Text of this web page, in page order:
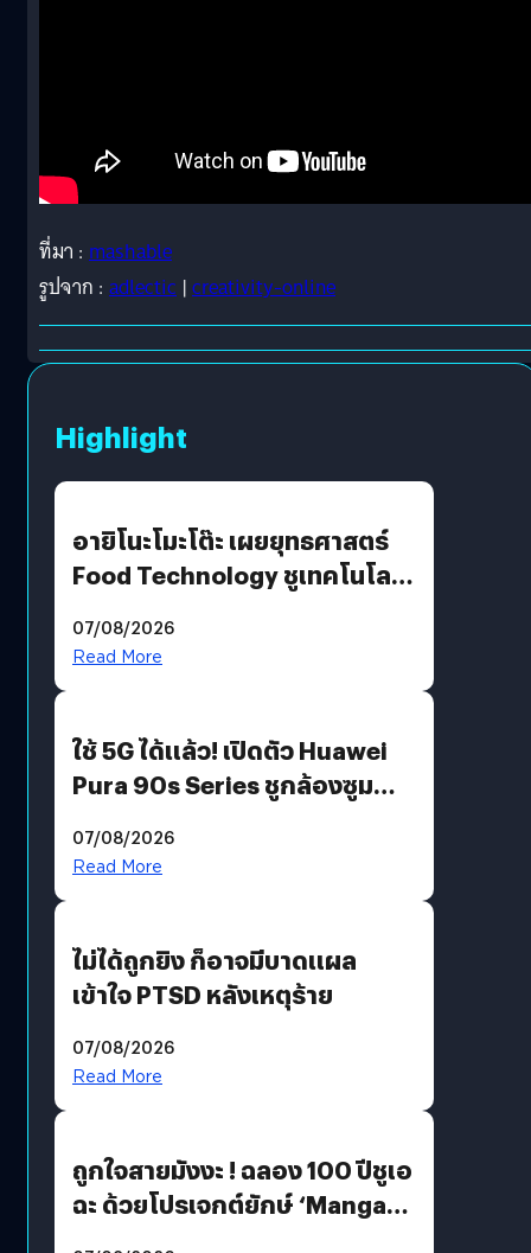
ที่มา : mashable
รูปจาก : adlectic |creativity-online
Highlight
อายิโนะโมะโต๊ะ เผยยุทธศาสตร์
Food Technology ชูเทคโนโลยี
บริโภคและ B2B
07/08/2026
Read More
ใช้ 5G ได้แล้ว! เปิดตัว Huawei
Pura 90s Series ชูกล้องซูม
07/08/2026
Read More
ไม่ได้ถูกยิง ก็อาจมีบาดแผล
เข้าใจ PTSD หลังเหตุร้าย
07/08/2026
Read More
ถูกใจสายมังงะ ! ฉลอง 100 ปีชูเอ
ฉะ ด้วยโปรเจกต์ยักษ์ ‘Manga